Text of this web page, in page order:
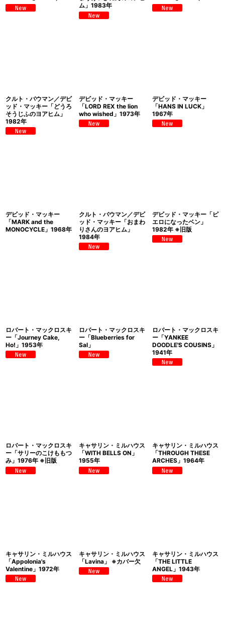
ム」1983年
クルト・バウマン／デビ
ッド・マッキー「どうろ
そうじふのヨアヒム」
1982年
デビッド・マッキー
「LORD REX the lion
who wished」1973年
デビッド・マッキー
「HANS IN LUCK」
1967年
デビッド・マッキー
「MARK and the
MONOCYCLE」1968年
クルト・バウマン／デビ
ッド・マッキー「おまわ
りさんのヨアヒム」
1984年
デビッド・マッキー「ピ
エロになったベン」
1982年 ※旧版
ロバート・マックロスキ
ー「Journey Cake,
Ho!」1953年
ロバート・マックロスキ
ー「Blueberries for
Sal」
ロバート・マックロスキ
ー「YANKEE
DOODLE'S COUSINS」
1941年
ロバート・マックロスキ
ー「サリーのこけももつ
み」1976年 ※旧版
キャサリン・ミルハウス
「WITH BELLS ON」
1955年
キャサリン・ミルハウス
「THROUGH THESE
ARCHES」1964年
キャサリン・ミルハウス
「Appolonia's
Valentine」1972年
キャサリン・ミルハウス
「Lavina」 ※カバー欠
キャサリン・ミルハウス
「THE LITTLE
ANGEL」1943年